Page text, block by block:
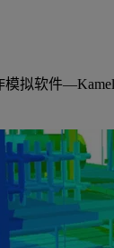
模拟软件